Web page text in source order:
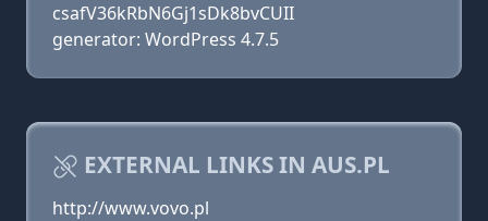
csafV36kRbN6Gj1sDk8bvCUII
generator: WordPress 4.7.5
EXTERNAL LINKS IN AUS.PL
http://www.vovo.pl